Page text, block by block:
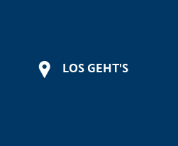
LOS GEHT'S